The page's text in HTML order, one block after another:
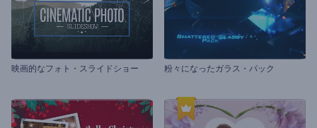
映画的なフォト・スライドショー 粉々になったガラス・パック